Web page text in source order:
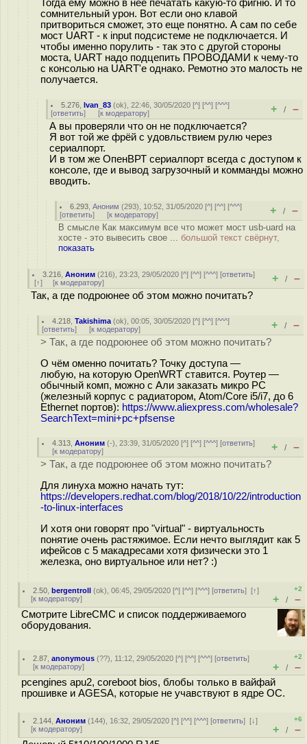
Тогда ему можно в нее печатать какую-то фигню. И то
сомнительный урон. Вот если оно клавой
притвориться сможет, это еще понятно. А сам по себе
мост UART - к input подсистеме не подключается. И
чтобы именно порулить - так это с другой стороны
моста, UART надо подцепить ПРОВОДАМИ к чему-то
с консолью на UART'е однако. Ремотно это малость не
получается.
5.276 ,Ivan_83 (ok), 22:46, 30/05/2020 [^] [^^] [^^^]
[ответить] [к модератору] + / –
А вы проверяли что он не подключается?
Я вот той же фрёй с удовльствием рулю через
сериалпорт.
И в том же ОпенВРТ сериалпорт всегда с доступом к
консоле, где и вывод загрузочный и комманды можно
вводить.
6.293 ,Аноним (293), 10:52, 31/05/2020 [^] [^^] [^^^]
[ответить] [к модератору] + / –
В смысле Как максимум все что может мост usb-uard на
хосте - это вывесить свое ... большой текст свёрнут,
показать
3.216 ,Аноним (216), 23:23, 29/05/2020 [^] [^^] [^^^] [ответить]
[↑] [к модератору] + / –
Так, а где подроюнее об этом можно почитать?
4.218 ,Takishima (ok), 00:05, 30/05/2020 [^] [^^] [^^^]
[ответить] [к модератору] + / –
> Так, а где подроюнее об этом можно почитать?
О чём оменно почитать? Точку доступа —
любую, на которую OpenWRT ставится. Роутер —
обычный комп, можно с Али заказать микро PC
(железный корпус с радиатором, Atom/Core i5/i7, до 6
Ethernet портов): https://www.aliexpress.com/wholesale?
SearchText=mini+pc+pfsense
4.313 ,Аноним (-), 23:39, 31/05/2020 [^] [^^] [^^^] [ответить]
[к модератору] + / –
> Так, а где подроюнее об этом можно почитать?
Для линуха можно начать тут:
https://developers.redhat.com/blog/2018/10/22/introduction
-to-linux-interfaces
И хотя они говорят про "virtual" - виртуальность
понятие очень растяжимое. Если нечто выглядит как 5
ифейсов с 5 макадресами хотя физически это 1
железка, оно виртуальное или нет? :)
2.50 ,bergentroll (ok), 06:45, 29/05/2020 [^] [^^] [^^^] [ответить][↑]
[к модератору]
+2
+ / –
Смотрите LibreCMC и список поддерживаемого
оборудования.
2.87 ,anonymous (??), 11:12, 29/05/2020 [^] [^^] [^^^] [ответить]
[к модератору]
+2
+ / –
pcengines apu2, coreboot bios, блобы только в вайфай
прошивке и AGESA, которые не учавствуют в ядре ОС.
2.144 ,Аноним (144), 16:32, 29/05/2020 [^] [^^] [^^^] [ответить][↓]
[к модератору]
+6
+ / –